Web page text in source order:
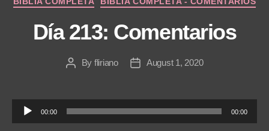
Día 213: Comentarios
PostBy fliriano
PostAugust 1, 2020
u
00:00 00:00